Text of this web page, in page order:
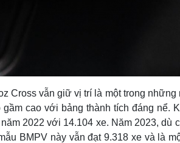
Cross vẫn giữ vị trí là một trong
cao với bảng thành tích đáng nể.
2022 với 14.104 xe. Năm 2023, dù
BMPV này vẫn đạt 9.318 xe và là